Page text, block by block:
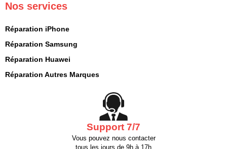
Nos services
Réparation iPhone
Réparation Samsung
Réparation Huawei
Réparation Autres Marques
Support 7/7
Vous pouvez nous contacter
tous les jours de 9h à 17h